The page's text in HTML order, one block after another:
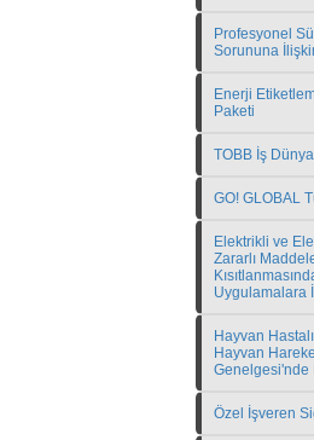
Profesyonel
Sorununa
Enerji
Paketi
TOBB İş
GO! GLOBAL
Elektrikli ve
Zararlı
Uygulamalara
Hayvan
Hayvan
Genelgesi'nde
Özel İşveren